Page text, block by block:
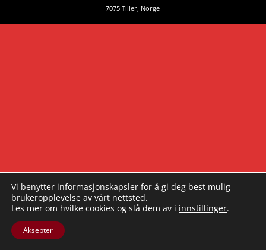
7075 Tiller, Norge
Vi benytter informasjonskapsler for å gi deg best mulig
brukeropplevelse av vårt nettsted.
Les mer om hvilke cookies og slå dem av i innstillinger.
Aksepter